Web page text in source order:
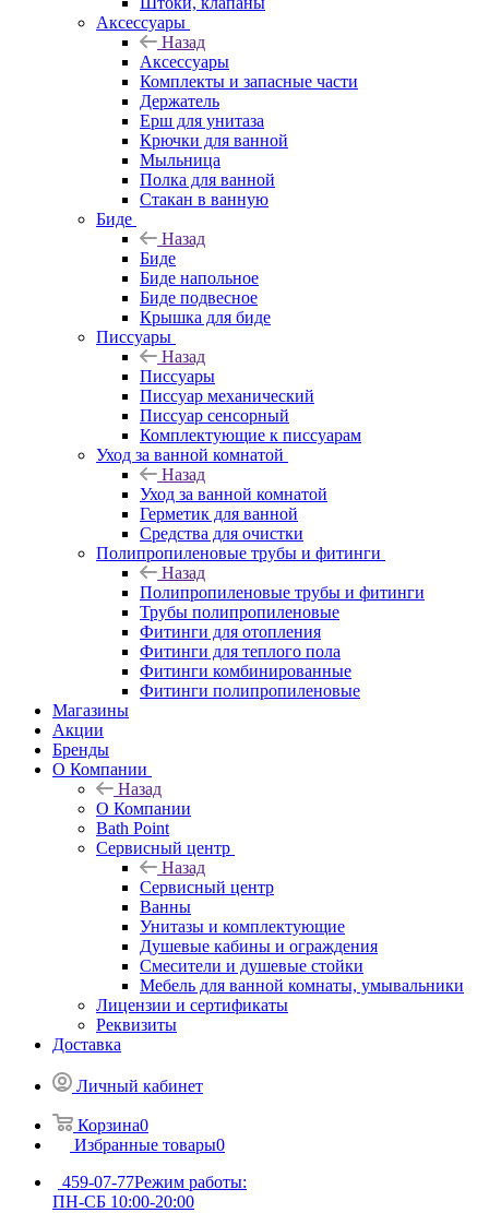
Аксессуары
Назад
Аксессуары
Комплекты и запасные части
Держатель
Ерш для унитаза
Крючки для ванной
Мыльница
Полка для ванной
Стакан в ванную
Биде
Назад
Биде
Биде напольное
Биде подвесное
Крышка для биде
Писсуары
Назад
Писсуары
Писсуар механический
Писсуар сенсорный
Комплектующие к писсуарам
Уход за ванной комнатой
Назад
Уход за ванной комнатой
Герметик для ванной
Средства для очистки
Полипропиленовые трубы и фитинги
Назад
Полипропиленовые трубы и фитинги
Трубы полипропиленовые
Фитинги для отопления
Фитинги для теплого пола
Фитинги комбинированные
Фитинги полипропиленовые
Магазины
Акции
Бренды
О Компании
Назад
О Компании
Bath Point
Сервисный центр
Назад
Сервисный центр
Ванны
Унитазы и комплектующие
Душевые кабины и ограждения
Смесители и душевые стойки
Мебель для ванной комнаты, умывальники
Лицензии и сертификаты
Реквизиты
Доставка
Личный кабинет
Корзина0
Избранные товары0
459-07-77Режим работы:
ПН-СБ 10:00-20:00